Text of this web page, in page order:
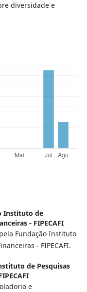
diversidade e
Instituto de
- FIPECAFI
Fundação Instituto
- FIPECAFI.
de Pesquisas
e